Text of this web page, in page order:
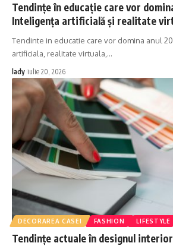
Tendințe în educație care vor
Inteligența artificială și realitate
Tendinte in educatie care vor domina anul
artificiala, realitate virtuala,…
lady iulie 20, 2026
DECORAREA CASEI FASHION LIFESTYLE
Tendințe actuale în designul